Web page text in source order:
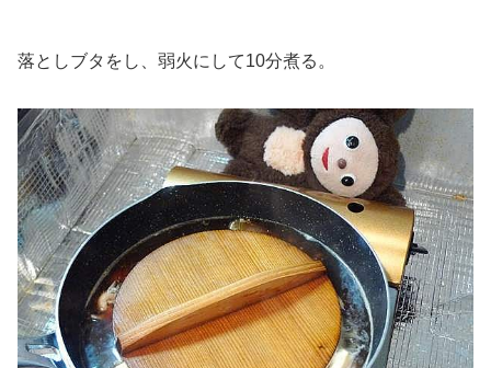
落としブタをし、弱火にして10分煮る。